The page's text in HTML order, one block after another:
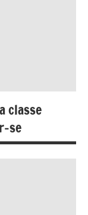
classe
se